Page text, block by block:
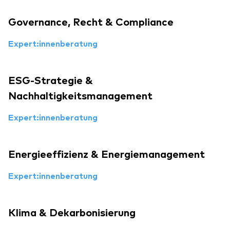
Governance, Recht & Compliance
Expert:innenberatung
ESG-Strategie &
Nachhaltigkeitsmanagement
Expert:innenberatung
Energieeffizienz & Energiemanagement
Expert:innenberatung
Klima & Dekarbonisierung